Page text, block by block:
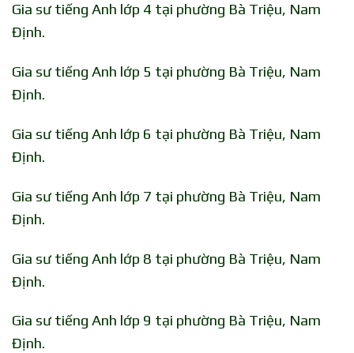
Gia sư tiếng Anh lớp 4 tại phường Bà Triệu, Nam
Định.
Gia sư tiếng Anh lớp 5 tại phường Bà Triệu, Nam
Định.
Gia sư tiếng Anh lớp 6 tại phường Bà Triệu, Nam
Định.
Gia sư tiếng Anh lớp 7 tại phường Bà Triệu, Nam
Định.
Gia sư tiếng Anh lớp 8 tại phường Bà Triệu, Nam
Định.
Gia sư tiếng Anh lớp 9 tại phường Bà Triệu, Nam
Định.